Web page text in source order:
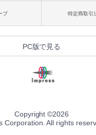
プ 特定商取引
PC版で見る
Copyright ©2026
Corporation. All rights